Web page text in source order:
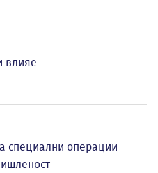
влияе
специални операции